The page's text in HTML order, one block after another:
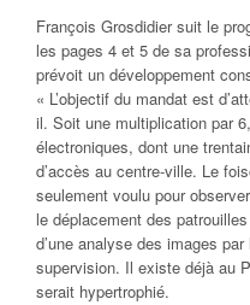
François Grosdidier suit le
les pages 4 et 5 de sa
prévoit un développement
« L’objectif du mandat est
il. Soit une multiplication par
électroniques, dont une
d’accès au centre-ville. Le
seulement voulu pour
le déplacement des
d’une analyse des images
supervision. Il existe déjà au
serait hypertrophié.